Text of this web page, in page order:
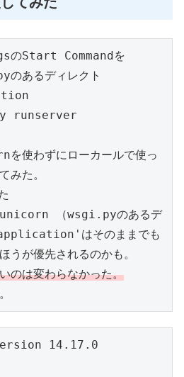
Start Commandを
あるディレクト
runserver
使わずにローカールで使っ
みた。
（wsgi.pyのあるデ
はそのままでも
のは変わらなかった。
14.17.0